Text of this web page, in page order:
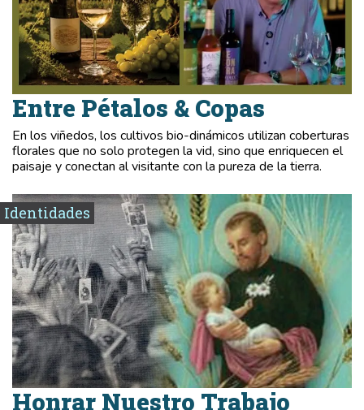
Entre Pétalos & Copas
En los viñedos, los cultivos bio-dinámicos utilizan coberturas
florales que no solo protegen la vid, sino que enriquecen el
paisaje y conectan al visitante con la pureza de la tierra.
Identidades
Honrar Nuestro Trabajo